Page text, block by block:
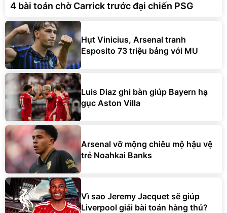
4 bài toán chờ Carrick trước đại chiến PSG
Hụt Vinicius, Arsenal tranh
Esposito 73 triệu bảng với MU
Luis Diaz ghi bàn giúp Bayern hạ
gục Aston Villa
Arsenal vỡ mộng chiêu mộ hậu vệ
trẻ Noahkai Banks
Vì sao Jeremy Jacquet sẽ giúp
Liverpool giải bài toán hàng thủ?